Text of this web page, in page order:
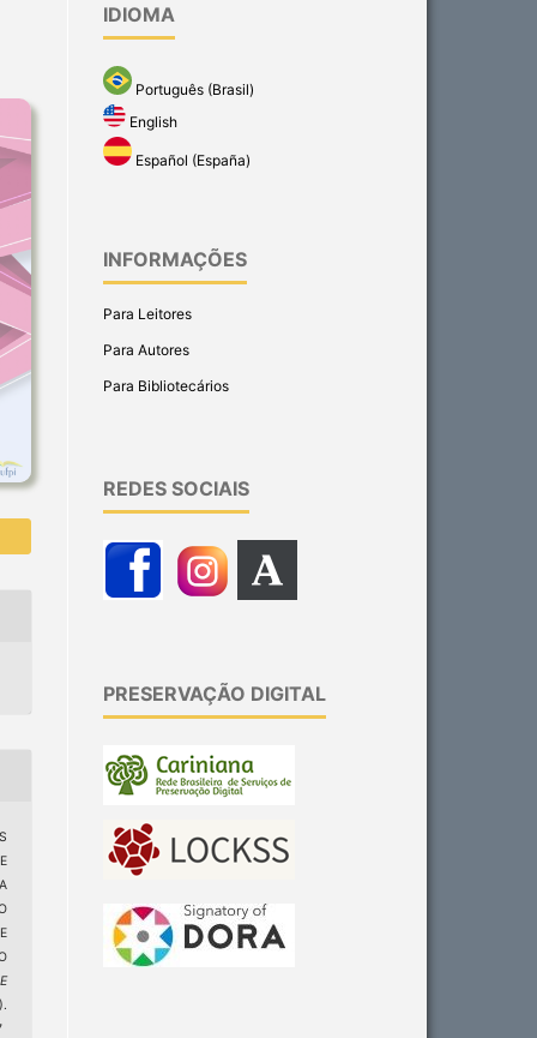
IDIOMA
Português (Brasil)
English
Español (España)
INFORMAÇÕES
Para Leitores
Para Autores
Para Bibliotecários
REDES SOCIAIS
PRESERVAÇÃO DIGITAL